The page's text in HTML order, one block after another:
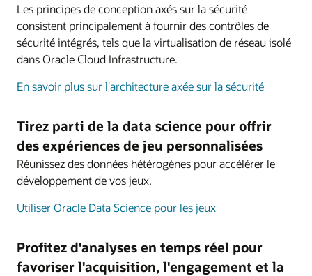
Les principes de conception axés sur la sécurité
consistent principalement à fournir des contrôles de
sécurité intégrés, tels que la virtualisation de réseau isolé
dans Oracle Cloud Infrastructure.
En savoir plus sur l'architecture axée sur la sécurité
Tirez parti de la data science pour offrir
des expériences de jeu personnalisées
Réunissez des données hétérogènes pour accélérer le
développement de vos jeux.
Utiliser Oracle Data Science pour les jeux
Profitez d'analyses en temps réel pour
favoriser l'acquisition, l'engagement et la